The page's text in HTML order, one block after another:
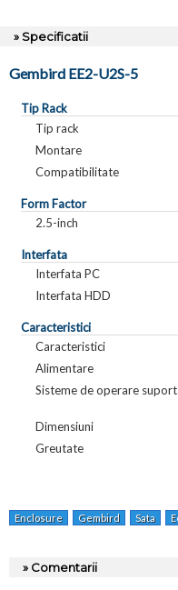
» Specificatii
Gembird EE2-U2S-5
Tip Rack
Tip rack
Montare
Compatibilitate
Form Factor
2.5-inch
Interfata
Interfata PC
Interfata HDD
Caracteristici
Caracteristici
Alimentare
Sisteme de operare
Dimensiuni
Greutate
Enclosure Gembird Sata
» Comentarii